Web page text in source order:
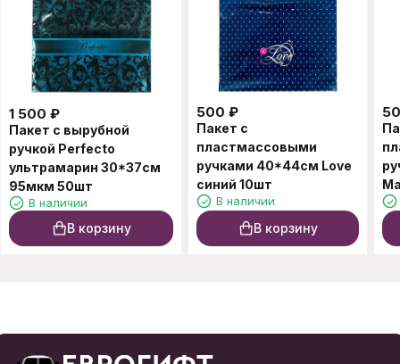
1 500 ₽
Пакет с вырубной
ручкой Perfecto
ультрамарин 30*37см
95мкм 50шт
В наличии
В корзину
500 ₽
Пакет с
пластмассовыми
ручками 40*44см Love
синий 10шт
В наличии
В корзину